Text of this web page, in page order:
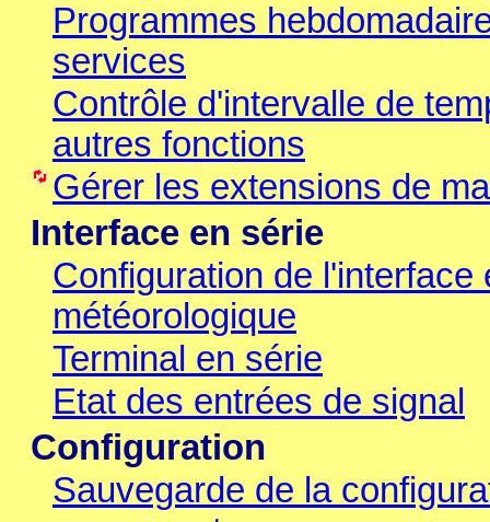
Programmes
services
Contrôle d'intervalle de
autres fonctions
Gérer les extensions de
Interface en série
Configuration de
météorologique
Terminal en série
Etat des entrées de signal
Configuration
Sauvegarde de la